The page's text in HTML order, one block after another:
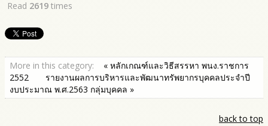
Read 2619 times
More in this category:
« หลักเกณฑ์และวิธีสรรหา พนง.ราชการ
2552
รายงานผลการบริหารและพัฒนาทรัพยากรบุคคลประจำปี
งบประมาณ พ.ศ.2563 กลุ่มบุคคล »
back to top